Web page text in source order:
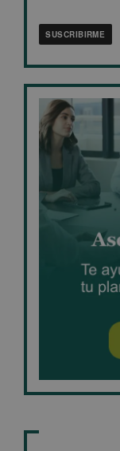
SUSCRIBIRME